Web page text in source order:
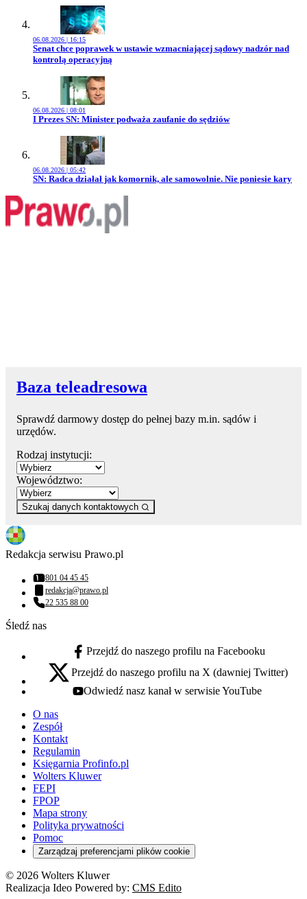
06.08.2026 | 16:15
Przejdź do artykułu:
Senat chce poprawek w ustawie wzmacniającej sądowy nadzór nad
kontrolą operacyjną
06.08.2026 | 08:01
Przejdź do artykułu:
I Prezes SN: Minister podważa zaufanie do sędziów
06.08.2026 | 05:42
Przejdź do artykułu:
SN: Radca działał jak komornik, ale samowolnie. Nie poniesie kary
Baza teleadresowa
Sprawdź darmowy dostęp do pełnej bazy m.in. sądów i
urzędów.
Rodzaj instytucji:
Województwo:
Szukaj danych kontaktowych
Redakcja serwisu Prawo.pl
Numer telefonu:
801 04 45 45
Adres email:
redakcja@prawo.pl
Numer telefonu:
22 535 88 00
Śledź nas
facebook - otwiera się w nowej karcie
Przejdź do naszego profilu na Facebooku
x - otwiera się w nowej karcie
Przejdź do naszego profilu na X (dawniej Twitter)
youtube - otwiera się w nowej karcie
Odwiedź nasz kanał w serwisie YouTube
O nas
Zespół
Kontakt
Regulamin
Księgarnia Profinfo.pl
Wolters Kluwer
FEPI
FPOP
Mapa strony
Polityka prywatności
Pomoc
Zarządzaj preferencjami plików cookie
© 2026 Wolters Kluwer
Realizacja Ideo Powered by: CMS Edito